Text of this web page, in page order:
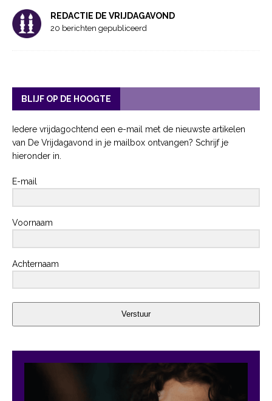
REDACTIE DE VRIJDAGAVOND
20 berichten gepubliceerd
BLIJF OP DE HOOGTE
Iedere vrijdagochtend een e-mail met de nieuwste artikelen
van De Vrijdagavond in je mailbox ontvangen? Schrijf je
hieronder in.
E-mail
Voornaam
Achternaam
Verstuur